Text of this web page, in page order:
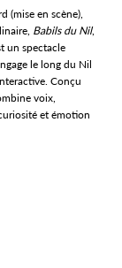
en scène),
Babils du Nil,
un spectacle
le long du Nil
Conçu
voix,
et émotion